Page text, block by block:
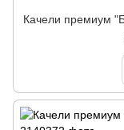
Качели премиум